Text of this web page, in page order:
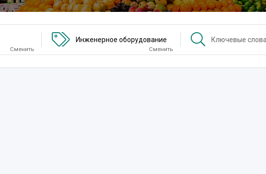
Сменить
Инженерное оборудование
Сменить